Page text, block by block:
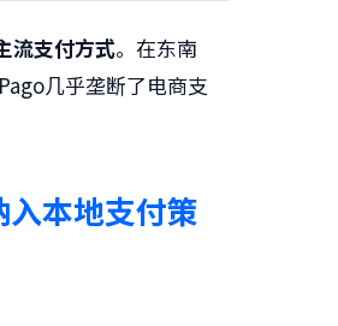
流支付方式。在东南
几乎垄断了电商支
入本地支付策